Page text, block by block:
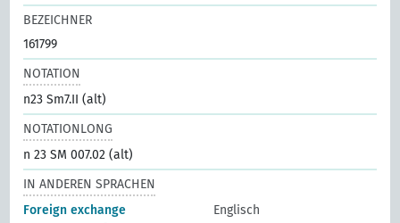
BEZEICHNER
161799
NOTATION
n23 Sm7.II (alt)
NOTATIONLONG
n 23 SM 007.02 (alt)
IN ANDEREN SPRACHEN
Foreign exchange
Englisch